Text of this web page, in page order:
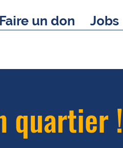
Faire un don Jobs
quartier !